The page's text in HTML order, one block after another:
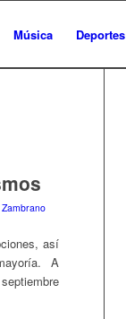
Música Deportes
así
A